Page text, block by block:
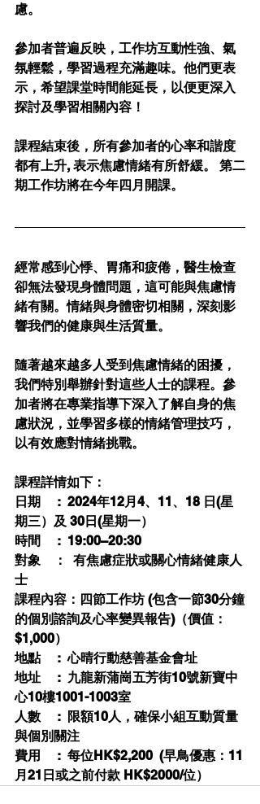
慮。
參加者普遍反映，工作坊互動性強、氣
氛輕鬆，學習過程充滿趣味。他們更表
示，希望課堂時間能延長，以便更深入
探討及學習相關內容！
課程結束後，所有參加者的心率和諧度
都有上升, 表示焦慮情緒有所舒緩。 第二
期工作坊將在今年四月開課。
經常感到心悸、胃痛和疲倦，醫生檢查
卻無法發現身體問題，這可能與焦慮情
緒有關。情緒與身體密切相關，深刻影
響我們的健康與生活質量。
隨著越來越多人受到焦慮情緒的困擾，
我們特別舉辦針對這些人士的課程。參
加者將在專業指導下深入了解自身的焦
慮狀況，並學習多樣的情緒管理技巧，
以有效應對情緒挑戰。
課程詳情如下：
日期     :  2024年12月4、11、18 日(星
期三）及 30日(星期一）
時間     :  19:00–20:30
對象    ：  有焦慮症狀或關心情緒健康人
士
課程內容：四節工作坊 (包含一節30分鐘
的個別諮詢及心率變異報告)（價值：
$1,000）
地點     :  心晴行動慈善基金會址
地址     :  九龍新蒲崗五芳街10號新寶中
心10樓1001-1003室
人數     :  限額10人，確保小組互動質量
與個別關注
費用     :  每位HK$2,200  (早鳥優惠：11
月21日或之前付款 HK$2000/位）